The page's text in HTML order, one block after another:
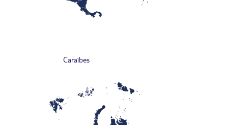
Caraïbes